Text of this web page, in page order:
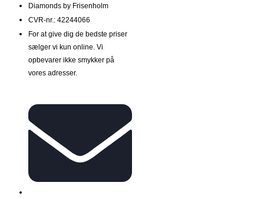
Diamonds by Frisenholm
CVR-nr.: 42244066
For at give dig de bedste priser
sælger vi kun online. Vi
opbevarer ikke smykker på
vores adresser.